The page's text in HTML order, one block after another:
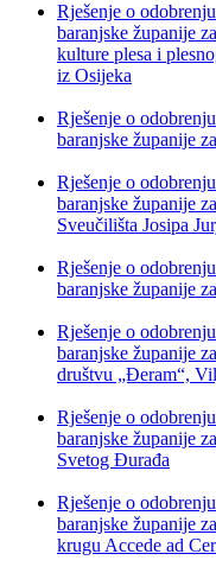
Rješenje o
baranjske županije
kulture plesa i
iz Osijeka
Rješenje o
baranjske županije
Rješenje o
baranjske županije
Sveučilišta Josipa
Rješenje o
baranjske županije
Rješenje o
baranjske županije
društvu „Đeram“,
Rješenje o
baranjske županije
Svetog Đurađa
Rješenje o
baranjske županije
krugu Accede ad